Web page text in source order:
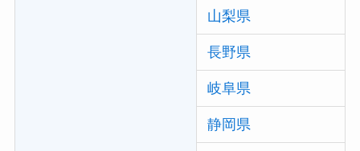
山梨県
長野県
岐阜県
静岡県